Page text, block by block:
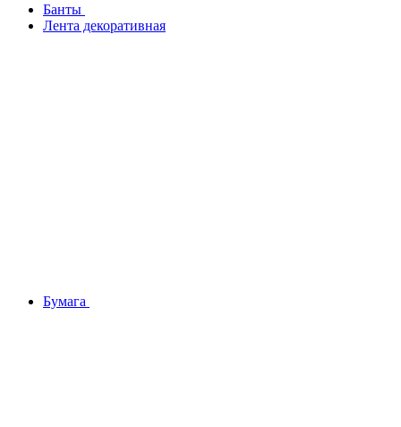
Банты
Лента декоративная
Бумага